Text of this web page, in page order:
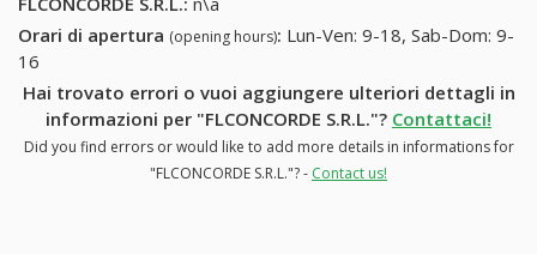
Orari di apertura (opening hours): Lun-Ven: 9-18, Sab-Dom: 9-
16
Hai trovato errori o vuoi aggiungere ulteriori dettagli in
informazioni per "FLCONCORDE S.R.L."? Contattaci!
Did you find errors or would like to add more details in informations for
"FLCONCORDE S.R.L."? - Contact us!